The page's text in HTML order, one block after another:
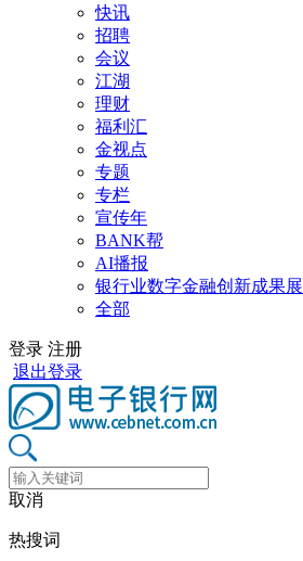
快讯
招聘
会议
江湖
理财
福利汇
金视点
专题
专栏
宣传年
BANK帮
AI播报
银行业数字金融创新成果展
全部
登录 注册
退出登录
取消
热搜词